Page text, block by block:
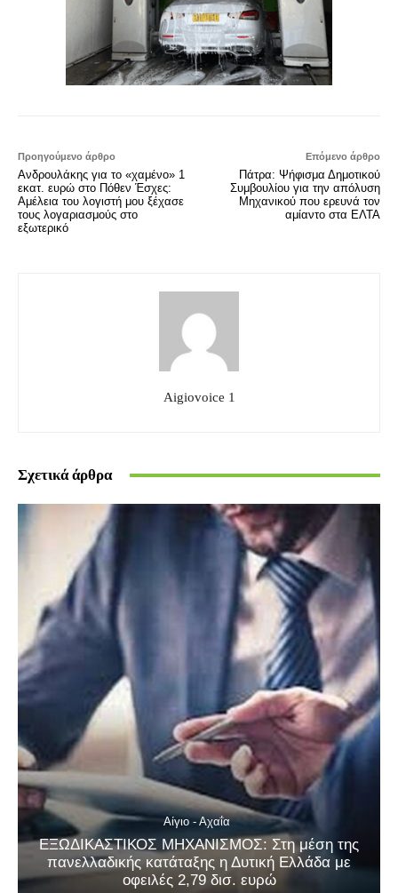
Προηγούμενο άρθρο
Ανδρουλάκης για το «χαμένο» 1
εκατ. ευρώ στο Πόθεν Έσχες:
Αμέλεια του λογιστή μου ξέχασε
τους λογαριασμούς στο
εξωτερικό
Επόμενο άρθρο
Πάτρα: Ψήφισμα Δημοτικού
Συμβουλίου για την απόλυση
Μηχανικού που ερευνά τον
αμίαντο στα ΕΛΤΑ
Aigiovoice 1
Σχετικά άρθρα
Αίγιο - Αχαΐα
ΕΞΩΔΙΚΑΣΤΙΚΟΣ ΜΗΧΑΝΙΣΜΟΣ: Στη μέση της
πανελλαδικής κατάταξης η Δυτική Ελλάδα με
οφειλές 2,79 δισ. ευρώ